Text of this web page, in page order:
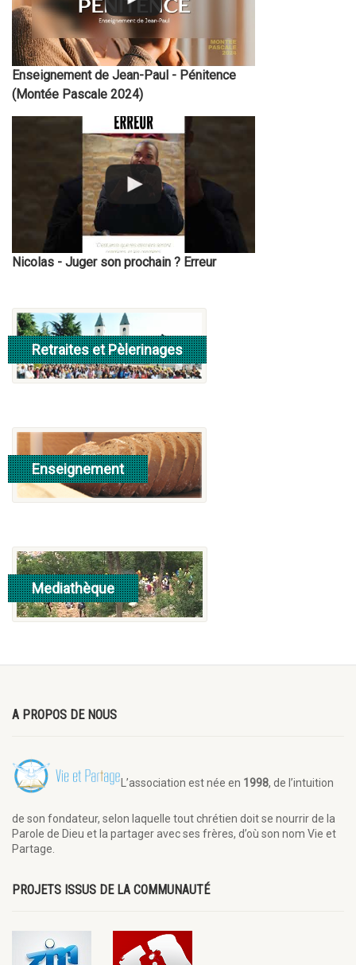
Enseignement de Jean-Paul - Pénitence
(Montée Pascale 2024)
Nicolas - Juger son prochain ? Erreur
Retraites et Pèlerinages
Consulter
Enseignement
Consulter
Mediathèque
Consulter
A PROPOS DE NOUS
L’association est née en 1998, de l’intuition
de son fondateur, selon laquelle tout chrétien doit se nourrir de la
Parole de Dieu et la partager avec ses frères, d’où son nom Vie et
Partage.
PROJETS ISSUS DE LA COMMUNAUTÉ